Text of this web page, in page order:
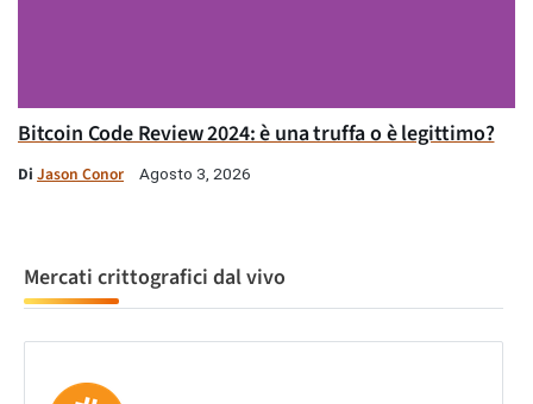
Bitcoin Code Review 2024: è una truffa o è legittimo?
Di Jason Conor Agosto 3, 2026
Mercati crittografici dal vivo